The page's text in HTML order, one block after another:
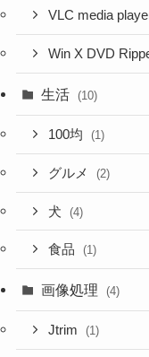
VLC media
Win X DVD
生活 (10)
100均 (1)
グルメ (2)
犬 (4)
食品 (1)
画像処理 (4)
Jtrim (1)